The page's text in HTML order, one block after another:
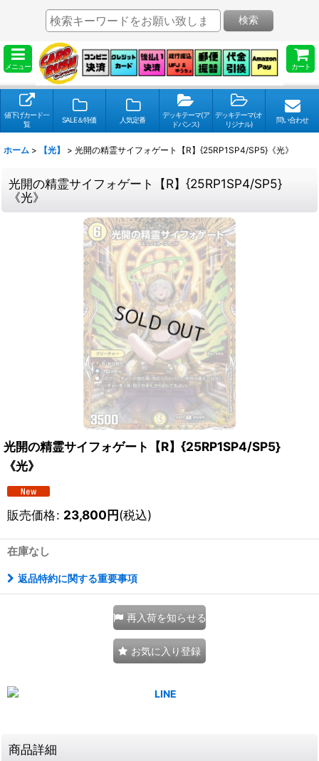
メニュー カート
検索
値下げカード一
覧
SALE＆特価 人気定番
デッキテーマ(ア
ドバンス)
デッキテーマ(オ
リジナル)
問い合わせ
ホーム > 【光】 > 光開の精霊サイフォゲート【R】{25RP1SP4/SP5}《光》
光開の精霊サイフォゲート【R】{25RP1SP4/SP5}
《光》
光開の精霊サイフォゲート【R】{25RP1SP4/SP5}
《光》
販売価格: 23,800円(税込)
在庫なし
返品特約に関する重要事項
再入荷を知らせる
お気に入り登録
商品詳細